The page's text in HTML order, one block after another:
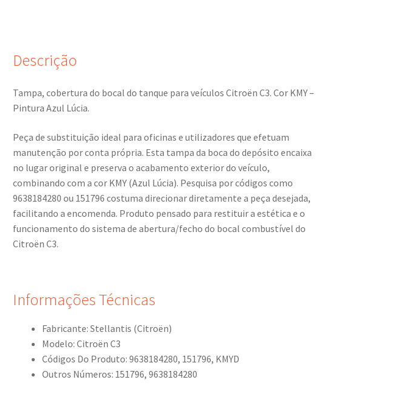
Descrição
Tampa, cobertura do bocal do tanque para veículos Citroën C3. Cor KMY –
Pintura Azul Lúcia.
Peça de substituição ideal para oficinas e utilizadores que efetuam
manutenção por conta própria. Esta tampa da boca do depósito encaixa
no lugar original e preserva o acabamento exterior do veículo,
combinando com a cor KMY (Azul Lúcia). Pesquisa por códigos como
9638184280 ou 151796 costuma direcionar diretamente a peça desejada,
facilitando a encomenda. Produto pensado para restituir a estética e o
funcionamento do sistema de abertura/fecho do bocal combustível do
Citroën C3.
Informações Técnicas
Fabricante: Stellantis (Citroën)
Modelo: Citroën C3
Códigos Do Produto: 9638184280, 151796, KMYD
Outros Números: 151796, 9638184280